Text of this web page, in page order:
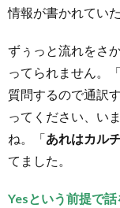
情報が書かれていた
ずぅっと流れをさ
ってられません。
質問するので通訳
ってください、い
ね。「あれはカル
てました。
Yesという前提で